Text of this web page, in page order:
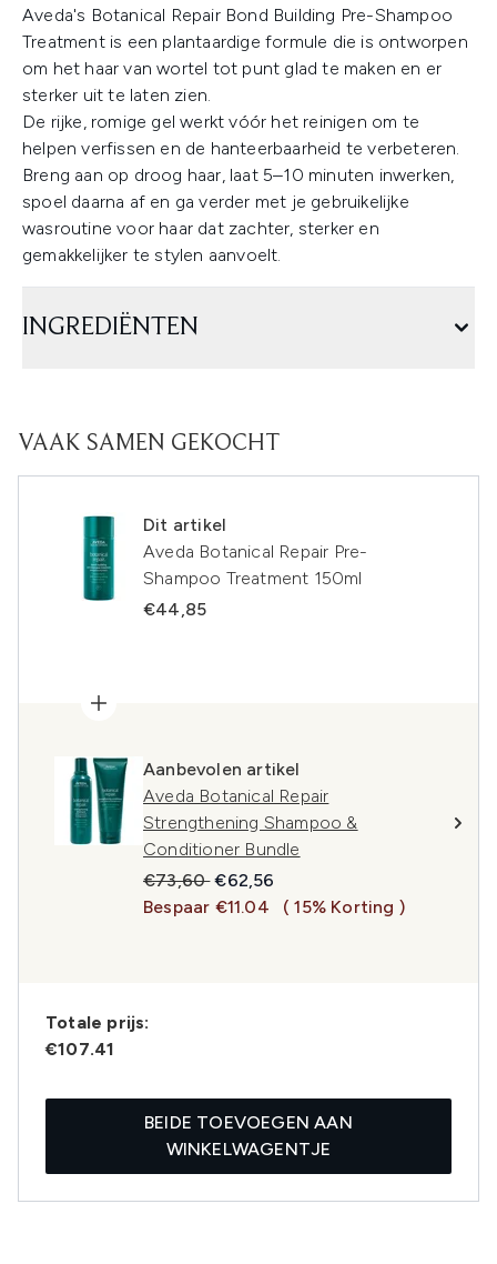
Aveda's Botanical Repair Bond Building Pre-Shampoo
Treatment is een plantaardige formule die is ontworpen
om het haar van wortel tot punt glad te maken en er
sterker uit te laten zien.
De rijke, romige gel werkt vóór het reinigen om te
helpen verfissen en de hanteerbaarheid te verbeteren.
Breng aan op droog haar, laat 5–10 minuten inwerken,
spoel daarna af en ga verder met je gebruikelijke
wasroutine voor haar dat zachter, sterker en
gemakkelijker te stylen aanvoelt.
INGREDIËNTEN
VAAK SAMEN GEKOCHT
Dit artikel
Aveda Botanical Repair Pre-
Shampoo Treatment 150ml
€44,85
Aanbevolen artikel
Aveda Botanical Repair
Strengthening Shampoo &
Conditioner Bundle
Recommended Retail Price:
€73,60Huidige prijs:
€62,56
Bespaar €11.04
( 15% Korting )
Totale prijs:
€107.41
BEIDE TOEVOEGEN AAN
WINKELWAGENTJE